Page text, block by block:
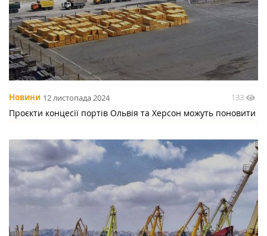
Новини 12 листопада 2024 133
Проєкти концесії портів Ольвія та Херсон можуть поновити